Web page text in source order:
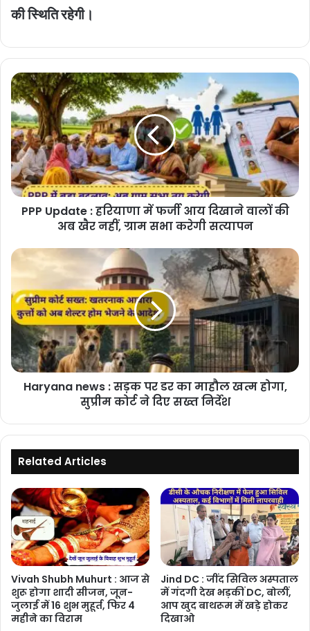
की स्थिति रहेगी।
PPP
Update
:
हरियाणा
में
फर्जी
आय
दिखाने
वालों
नहीं,
करेगी
सत्यापन
PPP Update : हरियाणा में फर्जी आय दिखाने वालों की
अब खैर नहीं, ग्राम सभा करेगी सत्यापन
Haryana
news
सड़क
पर
डर
माहौल
खत्म
होगा,
सख्त
निर्देश
Haryana news : सड़क पर डर का माहौल खत्म होगा,
सुप्रीम कोर्ट ने दिए सख्त निर्देश
Related Articles
Vivah Shubh Muhurt : आज से
शुरू होगा शादी सीजन, जून-
जुलाई में 16 शुभ मुहूर्त, फिर 4
महीने का विराम
Jind DC : जींद सिविल अस्पताल
में गंदगी देख भड़कीं DC, बोलीं,
आप खुद बाथरूम में खड़े होकर
दिखाओ